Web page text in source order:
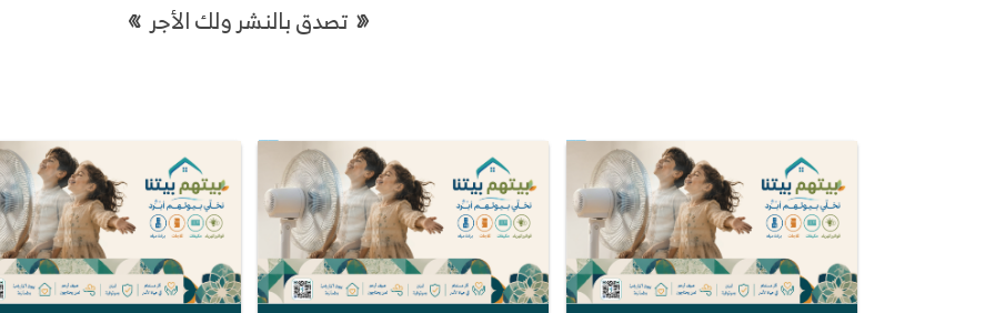
تصدق بالنشر ولك الأجر